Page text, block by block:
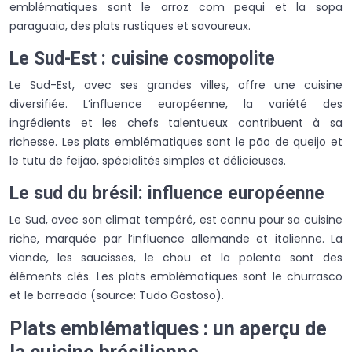
emblématiques sont le arroz com pequi et la sopa
paraguaia, des plats rustiques et savoureux.
Le Sud-Est : cuisine cosmopolite
Le Sud-Est, avec ses grandes villes, offre une cuisine
diversifiée. L’influence européenne, la variété des
ingrédients et les chefs talentueux contribuent à sa
richesse. Les plats emblématiques sont le pão de queijo et
le tutu de feijão, spécialités simples et délicieuses.
Le sud du brésil: influence européenne
Le Sud, avec son climat tempéré, est connu pour sa cuisine
riche, marquée par l’influence allemande et italienne. La
viande, les saucisses, le chou et la polenta sont des
éléments clés. Les plats emblématiques sont le churrasco
et le barreado (source: Tudo Gostoso).
Plats emblématiques : un aperçu de